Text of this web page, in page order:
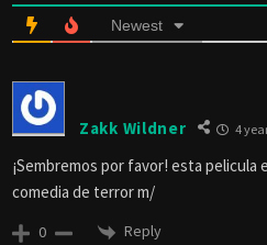
Newest
Zakk Wildner 4
¡Sembremos por favor! esta pelicula
comedia de terror m/
0 Reply